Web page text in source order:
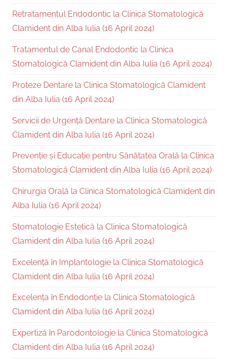
Retratamentul Endodontic la Clinica Stomatologică
Clamident din Alba Iulia (16 April 2024)
Tratamentul de Canal Endodontic la Clinica
Stomatologică Clamident din Alba Iulia (16 April 2024)
Proteze Dentare la Clinica Stomatologică Clamident
din Alba Iulia (16 April 2024)
Servicii de Urgență Dentare la Clinica Stomatologică
Clamident din Alba Iulia (16 April 2024)
Prevenție și Educație pentru Sănătatea Orală la Clinica
Stomatologică Clamident din Alba Iulia (16 April 2024)
Chirurgia Orală la Clinica Stomatologică Clamident din
Alba Iulia (16 April 2024)
Stomatologie Estetică la Clinica Stomatologică
Clamident din Alba Iulia (16 April 2024)
Excelență în Implantologie la Clinica Stomatologică
Clamident din Alba Iulia (16 April 2024)
Excelența în Endodonție la Clinica Stomatologică
Clamident din Alba Iulia (16 April 2024)
Expertiză în Parodontologie la Clinica Stomatologică
Clamident din Alba Iulia (16 April 2024)